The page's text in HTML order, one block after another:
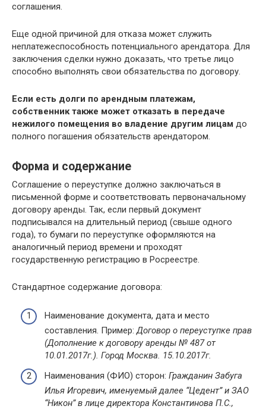
соглашения.
Еще одной причиной для отказа может служить
неплатежеспособность потенциального арендатора. Для
заключения сделки нужно доказать, что третье лицо
способно выполнять свои обязательства по договору.
Если есть долги по арендным платежам,
собственник также может отказать в передаче
нежилого помещения во владение другим лицам до
полного погашения обязательств арендатором.
Форма и содержание
Соглашение о переуступке должно заключаться в
письменной форме и соответствовать первоначальному
договору аренды. Так, если первый документ
подписывался на длительный период (свыше одного
года), то бумаги по переуступке оформляются на
аналогичный период времени и проходят
государственную регистрацию в Росреестре.
Стандартное содержание договора:
Наименование документа, дата и место
составления. Пример:Договор о переуступке прав
(Дополнение к договору аренды № 487 от
10.01.2017г.). Город Москва. 15.10.2017г.
Наименования (ФИО) сторон: Гражданин Забуга
Илья Игоревич, именуемый далее “Цедент” и ЗАО
“Никон” в лице директора Константинова П.С.,